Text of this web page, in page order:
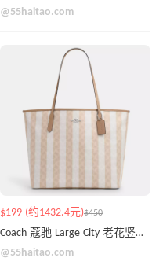
@55haitao.com
$199 (约1432.4元)$450
Coach 蔻驰 Large City 老花竖条纹托特包
@55haitao.com